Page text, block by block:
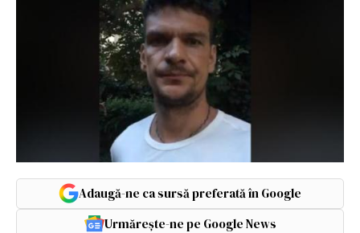
Adaugă-ne ca sursă preferată în Google
Urmărește-ne pe Google News